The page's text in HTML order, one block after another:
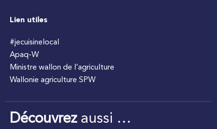
Lien utiles
#jecuisinelocal
Apaq-W
Ministre wallon de l’agriculture
Wallonie agriculture SPW
Découvrezaussi …